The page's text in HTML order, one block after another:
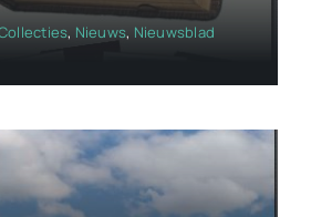
, Nieuws, Nieuwsblad